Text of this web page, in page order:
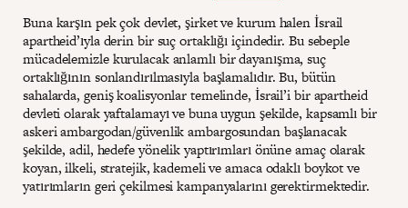
Buna karşın pek çok devlet, şirket ve kurum halen İsrail
apartheid’ıyla derin bir suç ortaklığı içindedir. Bu sebeple
mücadelemizle kurulacak anlamlı bir dayanışma, suç
ortaklığının sonlandırılmasıyla başlamalıdır. Bu, bütün
sahalarda, geniş koalisyonlar temelinde, İsrail’i bir apartheid
devleti olarak yaftalamayı ve buna uygun şekilde, kapsamlı bir
askeri ambargodan/güvenlik ambargosundan başlanacak
şekilde, adil, hedefe yönelik yaptırımları önüne amaç olarak
koyan, ilkeli, stratejik, kademeli ve amaca odaklı boykot ve
yatırımların geri çekilmesi kampanyalarını gerektirmektedir.